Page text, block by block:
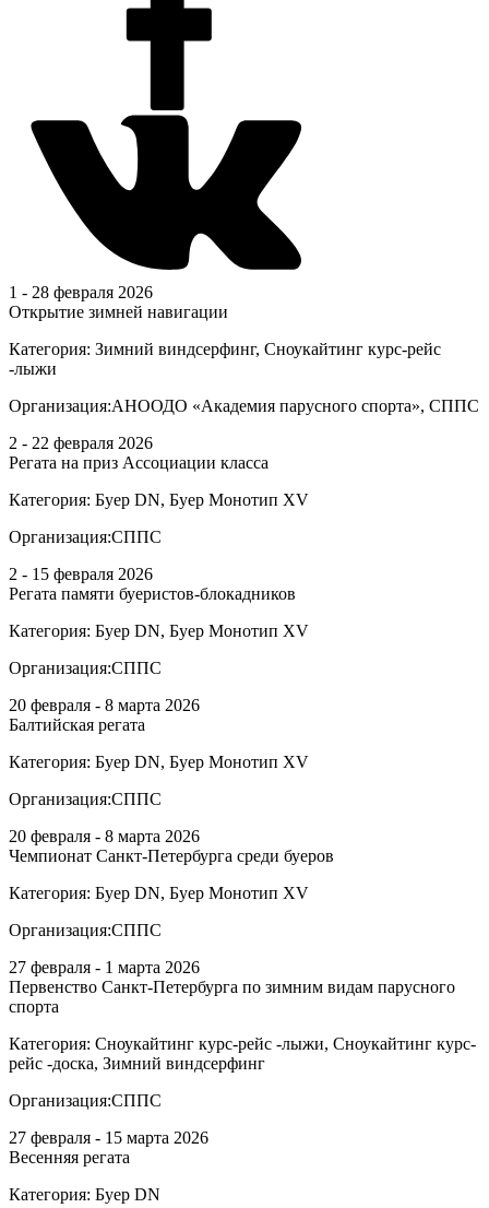
1 - 28 февраля 2026
Открытие зимней навигации
Категория: Зимний виндсерфинг, Сноукайтинг курс-рейс
-лыжи
Организация:АНООДО «Академия парусного спорта», СППС
2 - 22 февраля 2026
Регата на приз Ассоциации класса
Категория: Буер DN, Буер Монотип XV
Организация:СППС
2 - 15 февраля 2026
Регата памяти буеристов-блокадников
Категория: Буер DN, Буер Монотип XV
Организация:СППС
20 февраля - 8 марта 2026
Балтийская регата
Категория: Буер DN, Буер Монотип XV
Организация:СППС
20 февраля - 8 марта 2026
Чемпионат Санкт-Петербурга среди буеров
Категория: Буер DN, Буер Монотип XV
Организация:СППС
27 февраля - 1 марта 2026
Первенство Санкт-Петербурга по зимним видам парусного
спорта
Категория: Сноукайтинг курс-рейс -лыжи, Сноукайтинг курс-
рейс -доска, Зимний виндсерфинг
Организация:СППС
27 февраля - 15 марта 2026
Весенняя регата
Категория: Буер DN